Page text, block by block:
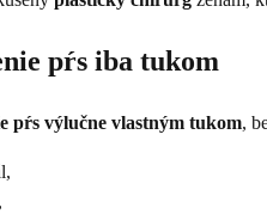
pŕs iba tukom
pŕs výlučne vlastným tukom,